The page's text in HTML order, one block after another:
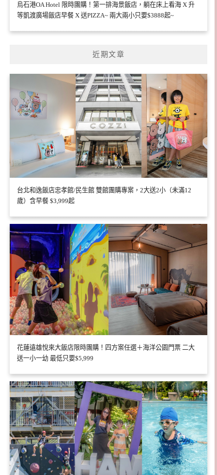
烏石港OA Hotel 限時團購！第一排海景飯店，躺在床上看海 X 升
等凱渡廣場飯店早餐 X 送PIZZA~ 兩大兩小只要$3888起~
近期文章
台北和逸飯店忠孝館/民生館 雙館團購專案，2大送2小（未滿12
歲）含早餐 $3,999起
花蓮遠雄悅來大飯店限時團購！四方案任選＋海洋公園門票 二大
送一小一幼 最低只要$5,999